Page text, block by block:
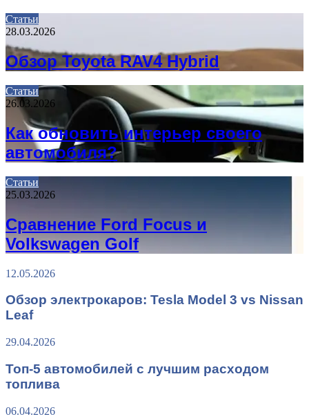
Статьи
28.03.2026
Обзор Toyota RAV4 Hybrid
Статьи
26.03.2026
Как обновить интерьер своего
автомобиля?
Статьи
25.03.2026
Сравнение Ford Focus и
Volkswagen Golf
12.05.2026
Обзор электрокаров: Tesla Model 3 vs Nissan
Leaf
29.04.2026
Топ-5 автомобилей с лучшим расходом
топлива
06.04.2026